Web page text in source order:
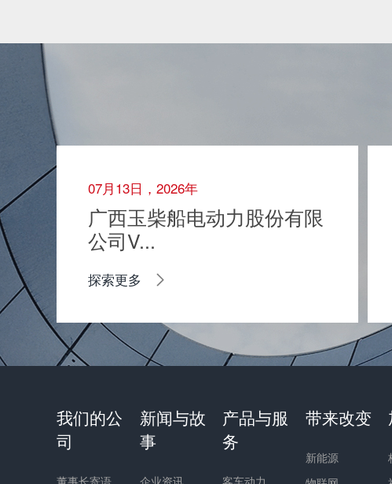
07月13日，2026年
广西玉柴船电动力股份有限
公司V...
探索更多
我们的公
司
新闻与故
事
产品与服
务
带来改变
新能源